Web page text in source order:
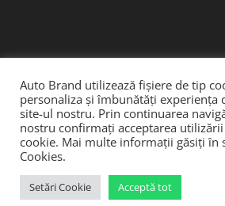
Creat deElegant Themes| Cu
Auto Brand utilizează fișiere de tip
personaliza și îmbunătăți experiența
site-ul nostru. Prin continuarea
nostru confirmați acceptarea
cookie. Mai multe informații găsiți în
Cookies.
Setări Cookie Acceptă tot